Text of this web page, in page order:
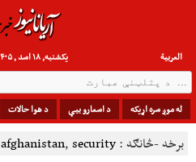
العربیة یکشنبه, ۱۸ اسد , ۱۴۰۵
له موږ سره اړیکه د اسعارو بیې د هوا حالات
برخه -څانګه : afghanistan, security